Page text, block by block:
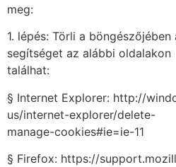
meg:
1. lépés: Törli a
segítséget az alábbi oldalakon
találhat:
§ Internet Explorer: http://
us/internet-explorer/delete-
manage-cookies#ie=ie-11
§ Firefox: https://